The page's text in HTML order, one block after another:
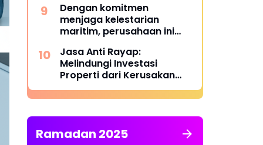
Dengan komitmen
menjaga kelestarian
maritim, perusahaan ini
TKDN, mencapai lebih dari
55 persen.
Jasa Anti Rayap:
Melindungi Investasi
Properti dari Kerusakan
Struktural yang Tidak
Terlihat
Ramadan 2025